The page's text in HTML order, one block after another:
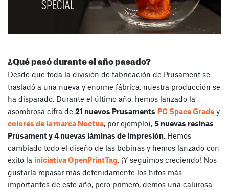
¿Qué pasó durante el año pasado?
Desde que toda la división de fabricación de Prusament se
trasladó a una nueva y enorme fábrica, nuestra producción se
ha disparado. Durante el último año, hemos lanzado la
asombrosa cifra de 21 nuevos Prusaments PC Space Grade y
colores de la marca Noctua, por ejemplo), 5 nuevas resinas
Prusament y 4 nuevas láminas de impresión. Hemos
cambiado todo el diseño de las bobinas y hemos lanzado con
éxito la iniciativa OpenPrintTag. ¡Y seguimos creciendo! Nos
gustaría repasar más detenidamente los hitos más
importantes de este año, pero primero, demos una calurosa